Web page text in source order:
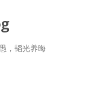
，韬光养晦